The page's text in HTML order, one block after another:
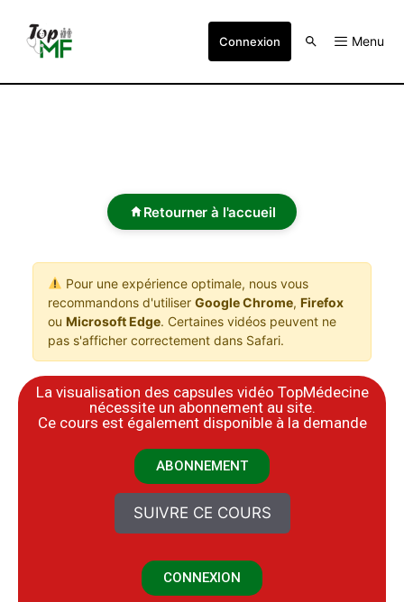
Connexion Menu
Retourner à l'accueil
Pour une expérience optimale, nous vous
recommandons d'utiliser Google Chrome, Firefox
ou Microsoft Edge. Certaines vidéos peuvent ne
pas s'afficher correctement dans Safari.
La visualisation des capsules vidéo TopMédecine
nécessite un abonnement au site.
​Ce cours est également disponible à la demande
ABONNEMENT
SUIVRE CE COURS
CONNEXION